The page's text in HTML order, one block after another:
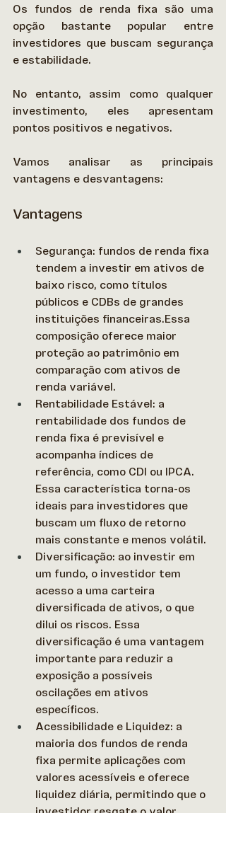
Os fundos de renda fixa são uma
opção bastante popular entre
investidores que buscam segurança
e estabilidade.
No entanto, assim como qualquer
investimento, eles apresentam
pontos positivos e negativos.
Vamos analisar as principais
vantagens e desvantagens:
Vantagens
Segurança: fundos de renda fixa
tendem a investir em ativos de
baixo risco, como títulos
públicos e CDBs de grandes
instituições financeiras.Essa
composição oferece maior
proteção ao patrimônio em
comparação com ativos de
renda variável.
Rentabilidade Estável: a
rentabilidade dos fundos de
renda fixa é previsível e
acompanha índices de
referência, como CDI ou IPCA.
Essa característica torna-os
ideais para investidores que
buscam um fluxo de retorno
mais constante e menos volátil.
Diversificação: ao investir em
um fundo, o investidor tem
acesso a uma carteira
diversificada de ativos, o que
dilui os riscos. Essa
diversificação é uma vantagem
importante para reduzir a
exposição a possíveis
oscilações em ativos
específicos.
Acessibilidade e Liquidez: a
maioria dos fundos de renda
fixa permite aplicações com
valores acessíveis e oferece
liquidez diária, permitindo que o
investidor resgate o valor